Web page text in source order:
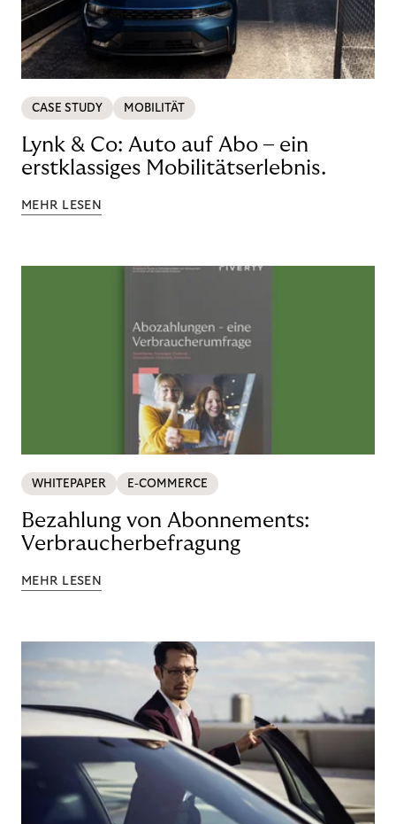
CASE STUDY MOBILITÄT
Lynk & Co: Auto auf Abo – ein
erstklassiges Mobilitätserlebnis.
MEHR LESEN
WHITEPAPER E-COMMERCE
Bezahlung von Abonnements:
Verbraucherbefragung
MEHR LESEN